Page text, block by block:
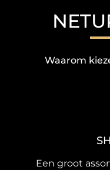
Waarom
Een groot